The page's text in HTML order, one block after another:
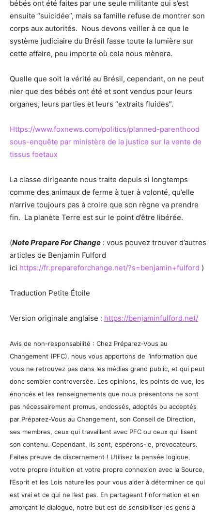
bébés ont été faites par une seule militante qui s’est
ensuite “suicidée”, mais sa famille refuse de montrer son
corps aux autorités. Nous devons veiller à ce que le
système judiciaire du Brésil fasse toute la lumière sur
cette affaire, peu importe où cela nous mènera.
Quelle que soit la vérité au Brésil, cependant, on ne peut
nier que des bébés ont été et sont vendus pour leurs
organes, leurs parties et leurs “extraits fluides”.
Https://www.foxnews.com/politics/planned-parenthood
sous-enquête par ministère de la justice sur la vente de
tissus foetaux
La classe dirigeante nous traite depuis si longtemps
comme des animaux de ferme à tuer à volonté, qu’elle
n’arrive toujours pas à croire que son règne va prendre
fin. La planète Terre est sur le point d’être libérée.
(Note Prepare For Change : vous pouvez trouver d’autres
articles de Benjamin Fulford
ici https://fr.prepareforchange.net/?s=benjamin+fulford )
Traduction Petite Étoile
Version originale anglaise : https://benjaminfulford.net/
Avis de non-responsabilité : Chez Préparez-Vous au
Changement (PFC), nous vous apportons de l’information que
vous ne retrouvez pas dans les médias grand public, et qui peut
donc sembler controversée. Les opinions, les points de vue, les
énoncés et les renseignements que nous présentons ne sont
pas nécessairement promus, endossés, adoptés ou acceptés
par Préparez-Vous au Changement, son Conseil de Direction,
ses membres, ceux qui travaillent avec PFC ou ceux qui lisent
son contenu. Cependant, ils sont, espérons-le, provocateurs.
Faites preuve de discernement ! Utilisez la pensée logique,
votre propre intuition et votre propre connexion avec la Source,
l’Esprit et les Lois naturelles pour vous aider à déterminer ce qui
est vrai et ce qui ne l’est pas. En partageant l’information et en
amorçant le dialogue, notre but est de sensibiliser les gens à